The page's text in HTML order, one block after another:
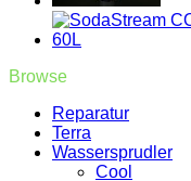
Browse
Reparatur
Terra
Wassersprudler
Cool